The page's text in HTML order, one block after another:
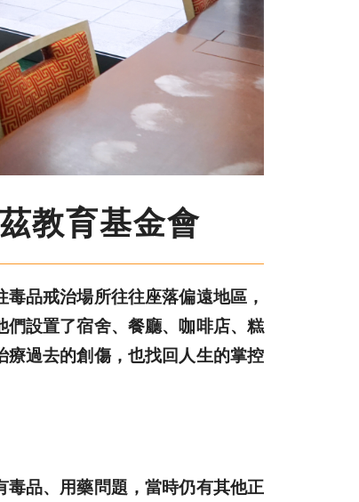
教育基金會
品戒治場所往往座落偏遠地區，
設置了宿舍、餐廳、咖啡店、糕
過去的創傷，也找回人生的掌控
品、用藥問題，當時仍有其他正